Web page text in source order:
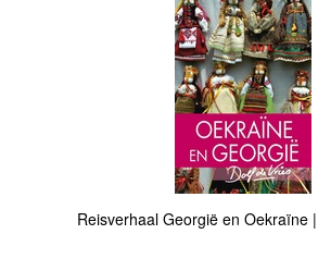
Reisverhaal Georgië en Oekraïne